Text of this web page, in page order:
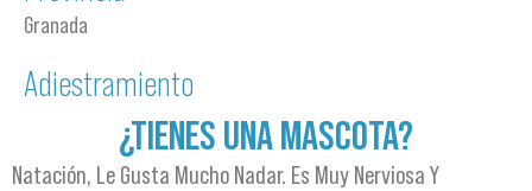
Granada
Adiestramiento
¿TIENES UNA MASCOTA?
Natación, Le Gusta Mucho Nadar. Es Muy Nerviosa Y